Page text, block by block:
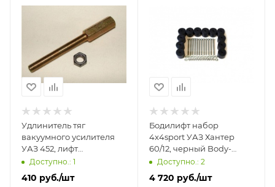
Удлинитель тяг
вакуумного усилителя
УАЗ 452, лифт
60мм-100мм UDLIN-TVU-
452 60-100
Доступно.: 1
410 руб./шт
Бодилифт набор
4x4sport УАЗ Хантер
60/12, черный Body-
UAZHunt-60-12BL
Доступно.: 2
4 720 руб./шт